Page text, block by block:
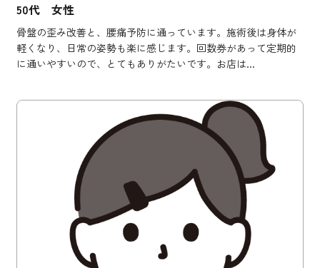
50代 女性
骨盤の歪み改善と、腰痛予防に通っています。施術後は身体が
軽くなり、日常の姿勢も楽に感じます。回数券があって定期的
に通いやすいので、とてもありがたいです。お店は...